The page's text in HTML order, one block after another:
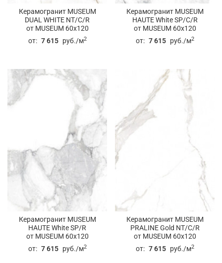
Керамогранит MUSEUM
DUAL WHITE NT/C/R
от MUSEUM 60x120
от: 7 615 руб./м2
Керамогранит MUSEUM
HAUTE White SP/C/R
от MUSEUM 60x120
от: 7 615 руб./м2
Керамогранит MUSEUM
HAUTE White SP/R
от MUSEUM 60x120
от: 7 615 руб./м2
Керамогранит MUSEUM
PRALINE Gold NT/C/R
от MUSEUM 60x120
от: 7 615 руб./м2